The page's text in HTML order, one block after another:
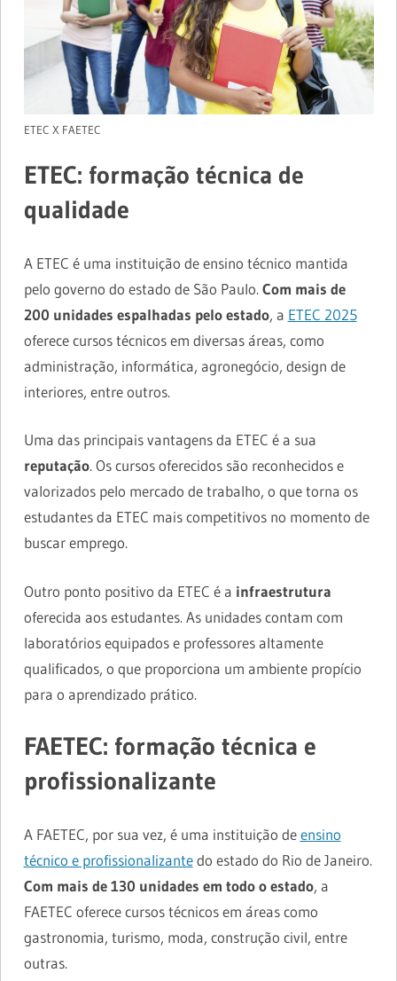
ETEC X FAETEC
ETEC: formação técnica de
qualidade
A ETEC é uma instituição de ensino técnico mantida
pelo governo do estado de São Paulo.Com mais de
200 unidades espalhadas pelo estado, a ETEC 2025
oferece cursos técnicos em diversas áreas, como
administração, informática, agronegócio, design de
interiores, entre outros.
Uma das principais vantagens da ETEC é a sua
reputação. Os cursos oferecidos são reconhecidos e
valorizados pelo mercado de trabalho, o que torna os
estudantes da ETEC mais competitivos no momento de
buscar emprego.
Outro ponto positivo da ETEC é a infraestrutura
oferecida aos estudantes. As unidades contam com
laboratórios equipados e professores altamente
qualificados, o que proporciona um ambiente propício
para o aprendizado prático.
FAETEC: formação técnica e
profissionalizante
A FAETEC, por sua vez, é uma instituição deensino
técnico e profissionalizantedo estado do Rio de Janeiro.
Com mais de 130 unidades em todo o estado, a
FAETEC oferece cursos técnicos em áreas como
gastronomia, turismo, moda, construção civil, entre
outras.